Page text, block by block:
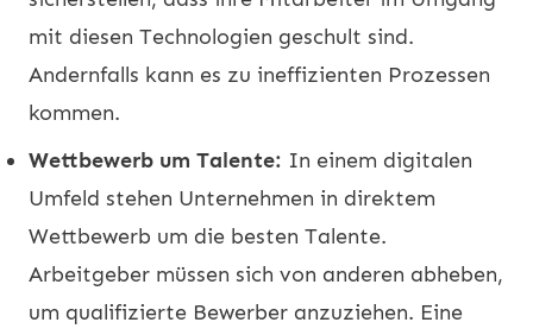
mit diesen Technologien geschult sind.
Andernfalls kann es zu ineffizienten Prozessen
kommen.
Wettbewerb um Talente: In einem digitalen
Umfeld stehen Unternehmen in direktem
Wettbewerb um die besten Talente.
Arbeitgeber müssen sich von anderen abheben,
um qualifizierte Bewerber anzuziehen. Eine